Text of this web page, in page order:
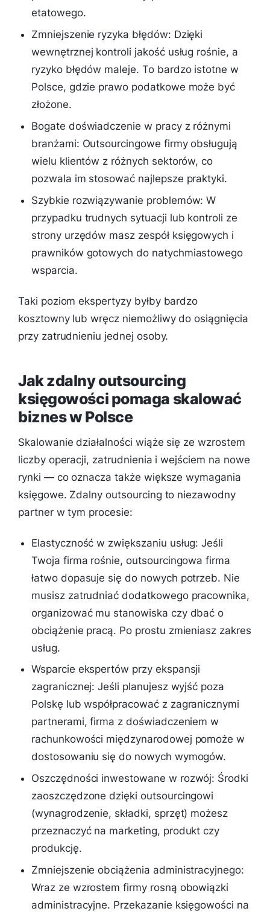
etatowego.
Zmniejszenie ryzyka błędów: Dzięki
wewnętrznej kontroli jakość usług rośnie, a
ryzyko błędów maleje. To bardzo istotne w
Polsce, gdzie prawo podatkowe może być
złożone.
Bogate doświadczenie w pracy z różnymi
branżami: Outsourcingowe firmy obsługują
wielu klientów z różnych sektorów, co
pozwala im stosować najlepsze praktyki.
Szybkie rozwiązywanie problemów: W
przypadku trudnych sytuacji lub kontroli ze
strony urzędów masz zespół księgowych i
prawników gotowych do natychmiastowego
wsparcia.
Taki poziom ekspertyzy byłby bardzo
kosztowny lub wręcz niemożliwy do osiągnięcia
przy zatrudnieniu jednej osoby.
Jak zdalny outsourcing
księgowości pomaga skalować
biznes w Polsce
Skalowanie działalności wiąże się ze wzrostem
liczby operacji, zatrudnienia i wejściem na nowe
rynki — co oznacza także większe wymagania
księgowe. Zdalny outsourcing to niezawodny
partner w tym procesie:
Elastyczność w zwiększaniu usług: Jeśli
Twoja firma rośnie, outsourcingowa firma
łatwo dopasuje się do nowych potrzeb. Nie
musisz zatrudniać dodatkowego pracownika,
organizować mu stanowiska czy dbać o
obciążenie pracą. Po prostu zmieniasz zakres
usług.
Wsparcie ekspertów przy ekspansji
zagranicznej: Jeśli planujesz wyjść poza
Polskę lub współpracować z zagranicznymi
partnerami, firma z doświadczeniem w
rachunkowości międzynarodowej pomoże w
dostosowaniu się do nowych wymogów.
Oszczędności inwestowane w rozwój: Środki
zaoszczędzone dzięki outsourcingowi
(wynagrodzenie, składki, sprzęt) możesz
przeznaczyć na marketing, produkt czy
produkcję.
Zmniejszenie obciążenia administracyjnego:
Wraz ze wzrostem firmy rosną obowiązki
administracyjne. Przekazanie księgowości na